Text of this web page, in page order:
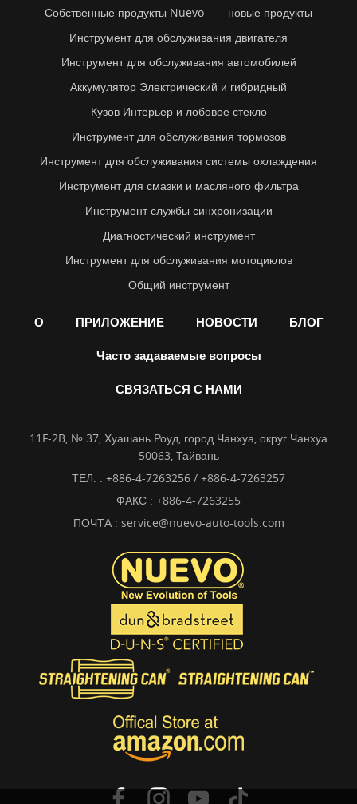
Собственные продукты Nuevo
новые продукты
Инструмент для обслуживания двигателя
Инструмент для обслуживания автомобилей
Аккумулятор Электрический и гибридный
Кузов Интерьер и лобовое стекло
Инструмент для обслуживания тормозов
Инструмент для обслуживания системы охлаждения
Инструмент для смазки и масляного фильтра
Инструмент службы синхронизации
Диагностический инструмент
Инструмент для обслуживания мотоциклов
Общий инструмент
О ПРИЛОЖЕНИЕ НОВОСТИ БЛОГ
Часто задаваемые вопросы
СВЯЗАТЬСЯ С НАМИ
11F-2B, № 37, Хуашань Роуд, город Чанхуа, округ Чанхуа
50063, Тайвань
ТЕЛ. : +886-4-7263256 / +886-4-7263257
ФАКС : +886-4-7263255
ПОЧТА : service@nuevo-auto-tools.com